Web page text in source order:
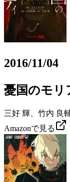
2016/11/04
憂国のモリ
三好 輝、竹内 良
Amazonで見る